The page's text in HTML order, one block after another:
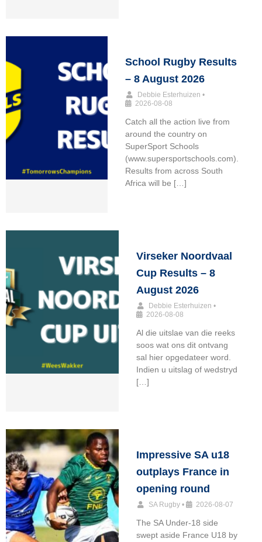
School Rugby Results
– 8 August 2026
Debbie Esterhuizen •
2026-08-08
Catch all the action live from
around the country on
SuperSport Schools
(www.supersportschools.com).
Results from across South
Africa will be […]
Virseker Noordvaal
Cup Results – 8
August 2026
Debbie Esterhuizen •
2026-08-08
Al die uitslae van die reeks
soos wat ons dit ontvang
sal hier opgedateer word.
Indien u uitslag of wedstryd
[…]
Impressive SA u18
outplays France in
opening round
SA Rugby • 2026-08-07
The SA Under-18 side
swept aside France U18 by